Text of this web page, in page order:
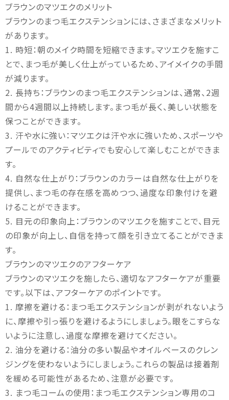
ブラウンのマツエクのメリット
ブラウンのまつ毛エクステンションには、さまざまなメリット
があります。
1. 時短：朝のメイク時間を短縮できます。マツエクを施すこ
とで、まつ毛が美しく仕上がっているため、アイメイクの手間
が減ります。
2. 長持ち：ブラウンのまつ毛エクステンションは、通常、2週
間から4週間以上持続します。まつ毛が長く、美しい状態を
保つことができます。
3. 汗や水に強い：マツエクは汗や水に強いため、スポーツや
プールでのアクティビティでも安心して楽しむことができま
す。
4. 自然な仕上がり：ブラウンのカラーは自然な仕上がりを
提供し、まつ毛の存在感を高めつつ、過度な印象付けを避
けることができます。
5. 目元の印象向上：ブラウンのマツエクを施すことで、目元
の印象が向上し、自信を持って顔を引き立てることができま
す。
ブラウンのマツエクのアフターケア
ブラウンのマツエクを施したら、適切なアフターケアが重要
です。以下は、アフターケアのポイントです。
1. 摩擦を避ける：まつ毛エクステンションが剥がれないよう
に、摩擦や引っ張りを避けるようにしましょう。眼をこすらな
いように注意し、過度な摩擦を避けてください。
2. 油分を避ける：油分の多い製品やオイルベースのクレン
ジングを使わないようにしましょう。これらの製品は接着剤
を緩める可能性があるため、注意が必要です。
3. まつ毛コームの使用：まつ毛エクステンション専用のコ